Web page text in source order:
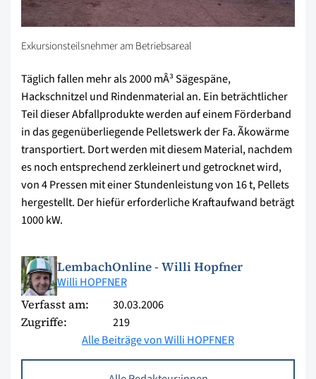
Exkursionsteilsnehmer am Betriebsareal
Täglich fallen mehr als 2000 mÂ³ Sägespäne,
Hackschnitzel und Rindenmaterial an. Ein beträchtlicher
Teil dieser Abfallprodukte werden auf einem Förderband
in das gegenüberliegende Pelletswerk der Fa. Ãkowärme
transportiert. Dort werden mit diesem Material, nachdem
es noch entsprechend zerkleinert und getrocknet wird,
von 4 Pressen mit einer Stundenleistung von 16 t, Pellets
hergestellt. Der hiefür erforderliche Kraftaufwand beträgt
1000 kW.
LembachOnline - Willi Hopfner
Willi HOPFNER
Verfasst am: 30.03.2006
Zugriffe:
219
Alle Beiträge von Willi HOPFNER